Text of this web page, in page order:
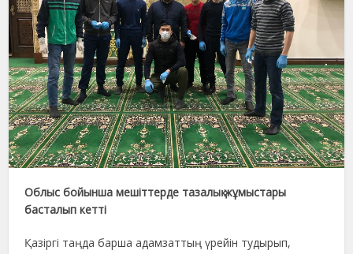
Облыс бойынша мешіттерде тазалық жұмыстары
басталып кетті
Қазіргі таңда барша адамзаттың үрейін тудырып,